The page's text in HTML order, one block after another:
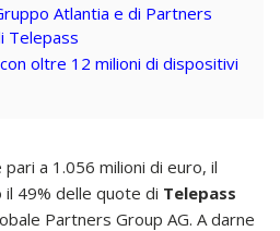
Atlantia e di Partners
Telepass
oltre 12 milioni di dispositivi
a 1.056 milioni di euro, il
49% delle quote di Telepass
Partners Group AG. A darne